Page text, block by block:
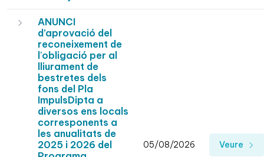
ANUNCI
d’aprovació del
reconeixement de
l'obligació per al
lliurament de
bestretes dels
fons del Pla
ImpulsDipta a
diversos ens locals
corresponents a
les anualitats de
2025 i 2026 del
05/08/2026 Veure